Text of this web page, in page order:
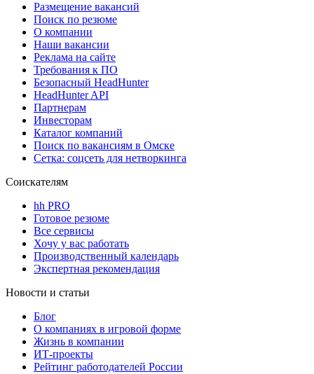
Размещение вакансий
Поиск по резюме
О компании
Наши вакансии
Реклама на сайте
Требования к ПО
Безопасный HeadHunter
HeadHunter API
Партнерам
Инвесторам
Каталог компаний
Поиск по вакансиям в Омске
Сетка: соцсеть для нетворкинга
Соискателям
hh PRO
Готовое резюме
Все сервисы
Хочу у вас работать
Производственный календарь
Экспертная рекомендация
Новости и статьи
Блог
О компаниях в игровой форме
Жизнь в компании
ИТ-проекты
Рейтинг работодателей России